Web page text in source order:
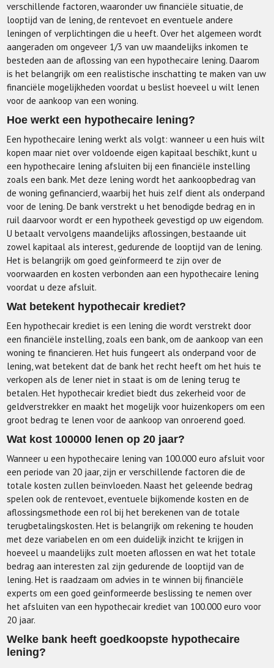
verschillende factoren, waaronder uw financiële situatie, de
looptijd van de lening, de rentevoet en eventuele andere
leningen of verplichtingen die u heeft. Over het algemeen wordt
aangeraden om ongeveer 1/3 van uw maandelijks inkomen te
besteden aan de aflossing van een hypothecaire lening. Daarom
is het belangrijk om een realistische inschatting te maken van uw
financiële mogelijkheden voordat u beslist hoeveel u wilt lenen
voor de aankoop van een woning.
Hoe werkt een hypothecaire lening?
Een hypothecaire lening werkt als volgt: wanneer u een huis wilt
kopen maar niet over voldoende eigen kapitaal beschikt, kunt u
een hypothecaire lening afsluiten bij een financiële instelling
zoals een bank. Met deze lening wordt het aankoopbedrag van
de woning gefinancierd, waarbij het huis zelf dient als onderpand
voor de lening. De bank verstrekt u het benodigde bedrag en in
ruil daarvoor wordt er een hypotheek gevestigd op uw eigendom.
U betaalt vervolgens maandelijks aflossingen, bestaande uit
zowel kapitaal als interest, gedurende de looptijd van de lening.
Het is belangrijk om goed geïnformeerd te zijn over de
voorwaarden en kosten verbonden aan een hypothecaire lening
voordat u deze afsluit.
Wat betekent hypothecair krediet?
Een hypothecair krediet is een lening die wordt verstrekt door
een financiële instelling, zoals een bank, om de aankoop van een
woning te financieren. Het huis fungeert als onderpand voor de
lening, wat betekent dat de bank het recht heeft om het huis te
verkopen als de lener niet in staat is om de lening terug te
betalen. Het hypothecair krediet biedt dus zekerheid voor de
geldverstrekker en maakt het mogelijk voor huizenkopers om een
groot bedrag te lenen voor de aankoop van onroerend goed.
Wat kost 100000 lenen op 20 jaar?
Wanneer u een hypothecaire lening van 100.000 euro afsluit voor
een periode van 20 jaar, zijn er verschillende factoren die de
totale kosten zullen beïnvloeden. Naast het geleende bedrag
spelen ook de rentevoet, eventuele bijkomende kosten en de
aflossingsmethode een rol bij het berekenen van de totale
terugbetalingskosten. Het is belangrijk om rekening te houden
met deze variabelen en om een duidelijk inzicht te krijgen in
hoeveel u maandelijks zult moeten aflossen en wat het totale
bedrag aan interesten zal zijn gedurende de looptijd van de
lening. Het is raadzaam om advies in te winnen bij financiële
experts om een goed geïnformeerde beslissing te nemen over
het afsluiten van een hypothecair krediet van 100.000 euro voor
20 jaar.
Welke bank heeft goedkoopste hypothecaire
lening?